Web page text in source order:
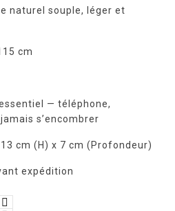
naturel souple, léger et
cm
— téléphone,
s’encombrer
cm (H) x 7 cm (Profondeur)
expédition